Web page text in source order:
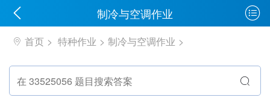
制冷与空调作业
首页 特种作业 制冷与空调作业